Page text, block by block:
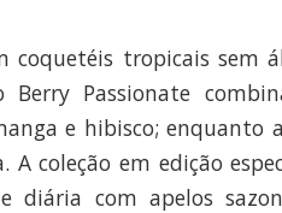
tropicais sem
Passionate
e hibisco; enquanto
coleção em edição
diária com apelos